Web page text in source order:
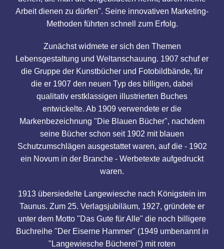
Arbeit dienen zu dürfen". Seine innovativen Marketing-
Methoden führten schnell zum Erfolg.
Zunächst widmete er sich den Themen
Lebensgestaltung und Weltanschauung. 1907 schuf er
die Gruppe der Kunstbücher und Fotobildbände, für
die er 1907 den neuen Typ des billigen, dabei
qualitativ erstklassigen illustrierten Buches
entwickelte. Ab 1909 verwendete er die
Markenbezeichnung "Die Blauen Bücher", nachdem
seine Bücher schon seit 1902 mit blauen
Schutzumschlägen ausgestattet waren, auf die - 1902
ein Novum in der Branche - Werbetexte aufgedruckt
waren.
1913 übersiedelte Langewiesche nach Königstein im
Taunus. Zum 25. Verlagsjubiläum, 1927, gründete er
unter dem Motto "Das Gute für Alle" die noch billigere
Buchreihe "Der Eiserne Hammer" (1949 umbenannt in
"Langewiesche Bücherei") mit roten